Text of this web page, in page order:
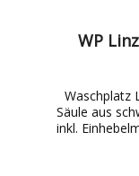
WP
Waschplatz
Säule aus
inkl.